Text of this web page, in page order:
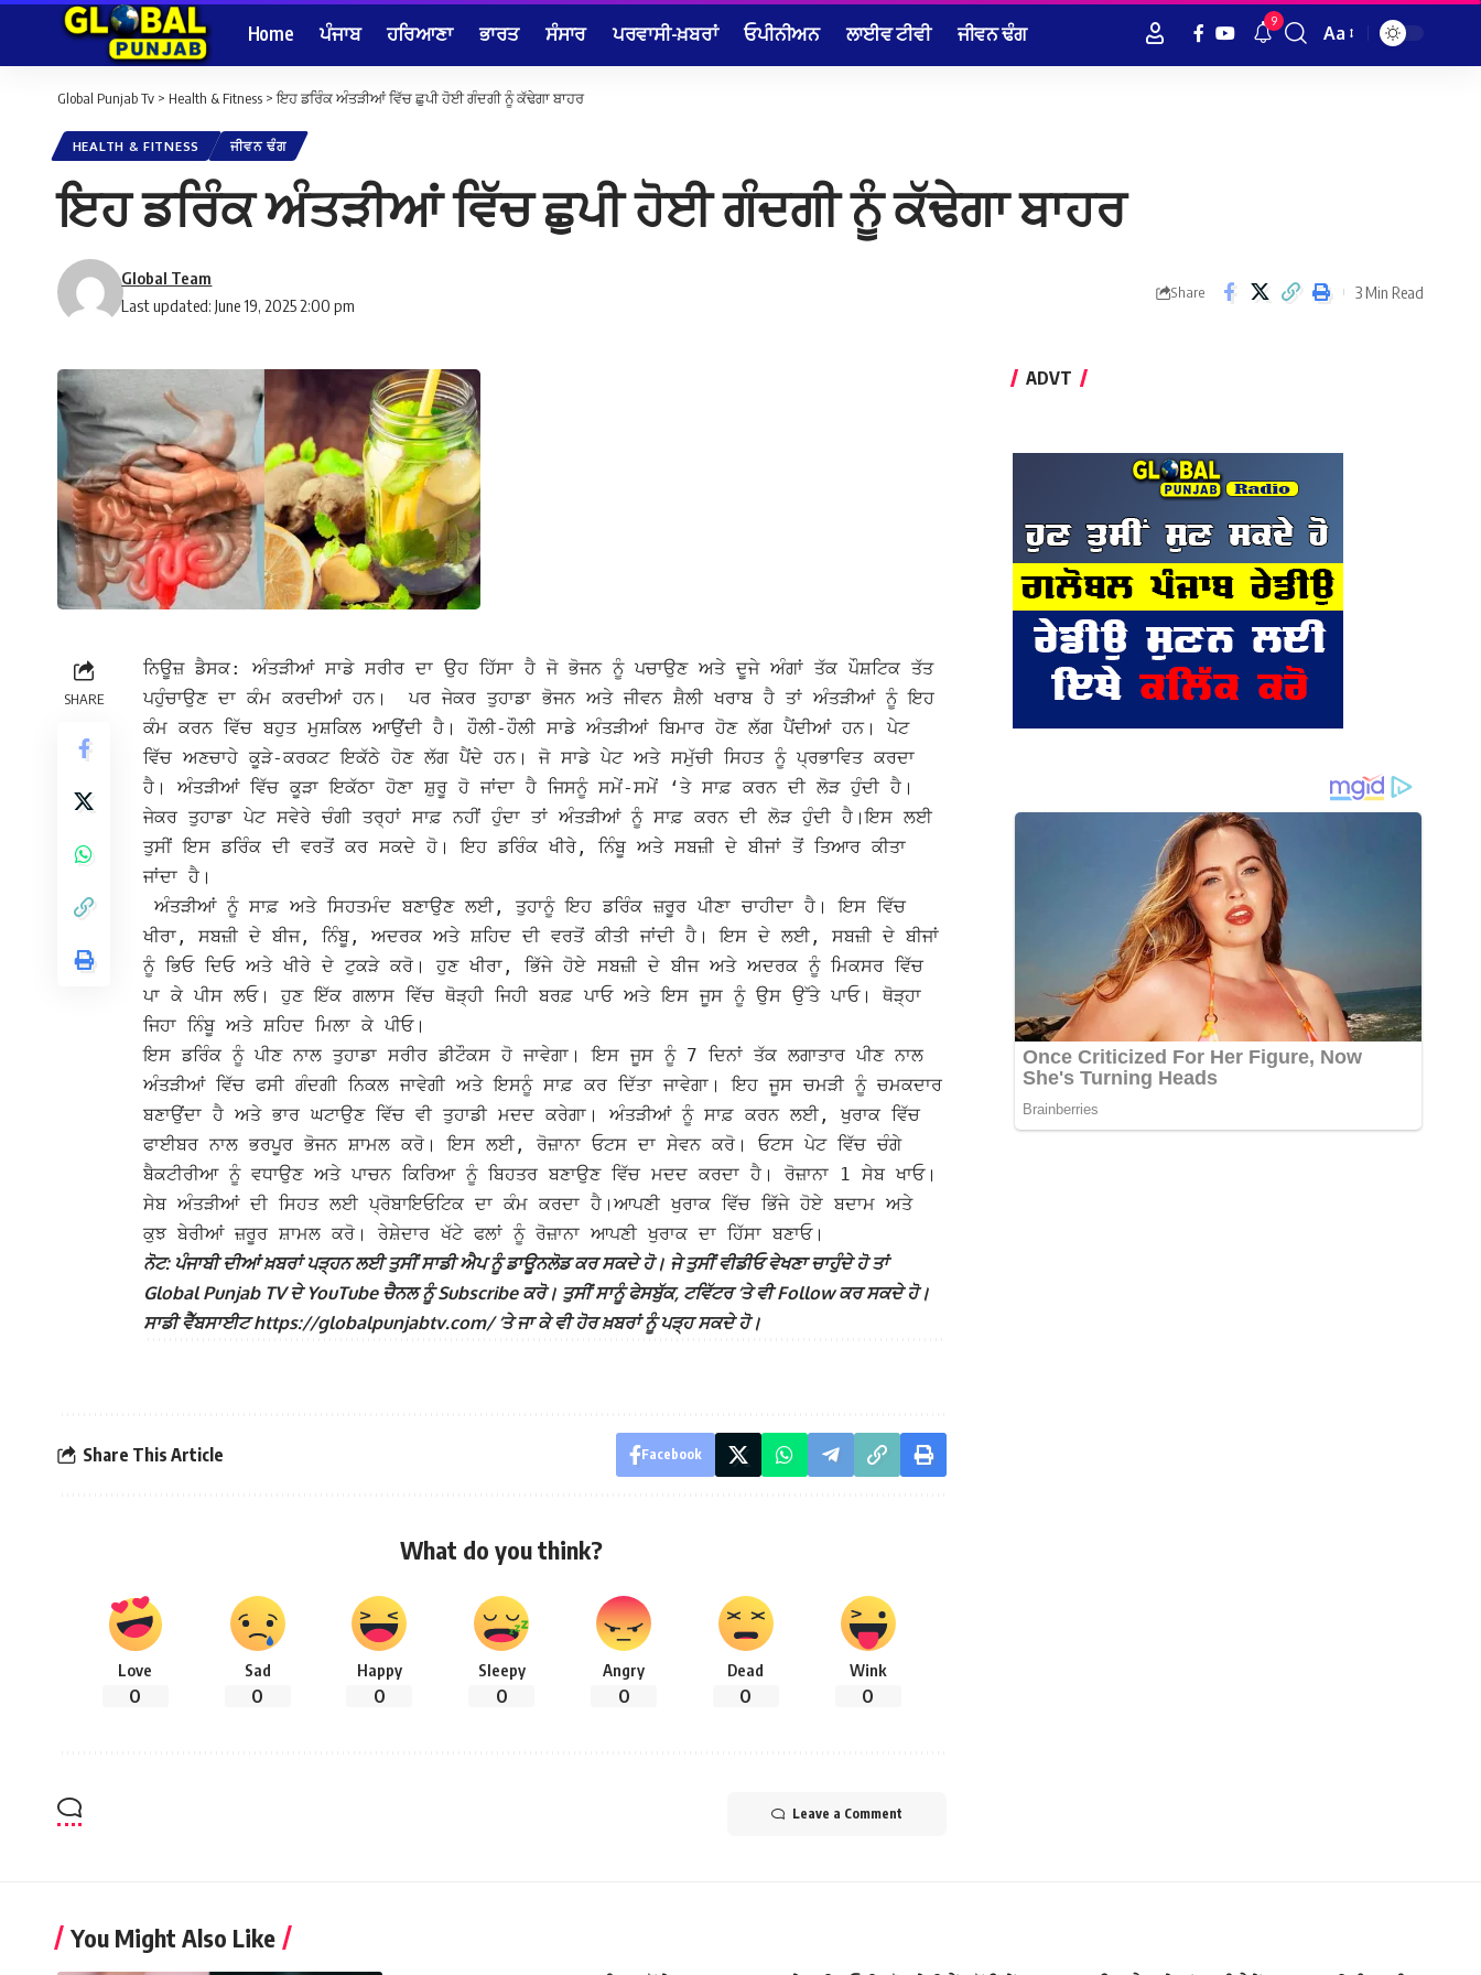
Home ਪੰਜਾਬ ਹਰਿਆਣਾ ਭਾਰਤ ਸੰਸਾਰ ਪਰਵਾਸੀ-ਖ਼ਬਰਾਂ ਓਪੀਨੀਅਨ ਲਾਈਵ ਟੀਵੀ ਜੀਵਨ ਢੰਗ 9
Font
Aa
Global Punjab Tv > Health & Fitness >ਇਹ ਡਰਿੰਕ ਅੰਤੜੀਆਂ ਵਿੱਚ ਛੁਪੀ ਹੋਈ ਗੰਦਗੀ ਨੂੰ ਕੱਢੇਗਾ ਬਾਹਰ
HEALTH & FITNESS ਜੀਵਨ ਢੰਗ
ਇਹ ਡਰਿੰਕ ਅੰਤੜੀਆਂ ਵਿੱਚ ਛੁਪੀ ਹੋਈ ਗੰਦਗੀ ਨੂੰ ਕੱਢੇਗਾ ਬਾਹਰ
Last updated: June 19, 2025 2:00 pm
Global Team
Share 3 Min Read
SHARE
ਨਿਊਜ਼ ਡੈਸਕ: ਅੰਤੜੀਆਂ ਸਾਡੇ ਸਰੀਰ ਦਾ ਉਹ ਹਿੱਸਾ ਹੈ ਜੋ ਭੋਜਨ ਨੂੰ ਪਚਾਉਣ ਅਤੇ ਦੂਜੇ ਅੰਗਾਂ ਤੱਕ ਪੌਸ਼ਟਿਕ ਤੱਤ
ਪਹੁੰਚਾਉਣ ਦਾ ਕੰਮ ਕਰਦੀਆਂ ਹਨ। ਪਰ ਜੇਕਰ ਤੁਹਾਡਾ ਭੋਜਨ ਅਤੇ ਜੀਵਨ ਸ਼ੈਲੀ ਖਰਾਬ ਹੈ ਤਾਂ ਅੰਤੜੀਆਂ ਨੂੰ ਇਹ
ਕੰਮ ਕਰਨ ਵਿੱਚ ਬਹੁਤ ਮੁਸ਼ਕਿਲ ਆਉਂਦੀ ਹੈ। ਹੌਲੀ-ਹੌਲੀ ਸਾਡੇ ਅੰਤੜੀਆਂ ਬਿਮਾਰ ਹੋਣ ਲੱਗ ਪੈਂਦੀਆਂ ਹਨ। ਪੇਟ
ਵਿੱਚ ਅਣਚਾਹੇ ਕੂੜੇ-ਕਰਕਟ ਇਕੱਠੇ ਹੋਣ ਲੱਗ ਪੈਂਦੇ ਹਨ।ਜੋ ਸਾਡੇ ਪੇਟ ਅਤੇ ਸਮੁੱਚੀ ਸਿਹਤ ਨੂੰ ਪ੍ਰਭਾਵਿਤ ਕਰਦਾ
ਹੈ। ਅੰਤੜੀਆਂ ਵਿੱਚ ਕੂੜਾ ਇਕੱਠਾ ਹੋਣਾ ਸ਼ੁਰੂ ਹੋ ਜਾਂਦਾ ਹੈ ਜਿਸਨੂੰ ਸਮੇਂ-ਸਮੇਂ ‘ਤੇ ਸਾਫ਼ ਕਰਨ ਦੀ ਲੋੜ ਹੁੰਦੀ ਹੈ।
ਜੇਕਰ ਤੁਹਾਡਾ ਪੇਟ ਸਵੇਰੇ ਚੰਗੀ ਤਰ੍ਹਾਂ ਸਾਫ਼ ਨਹੀਂ ਹੁੰਦਾ ਤਾਂ ਅੰਤੜੀਆਂ ਨੂੰ ਸਾਫ਼ ਕਰਨ ਦੀ ਲੋੜ ਹੁੰਦੀ ਹੈ।ਇਸ ਲਈ
ਤੁਸੀਂ ਇਸ ਡਰਿੰਕ ਦੀ ਵਰਤੋਂ ਕਰ ਸਕਦੇ ਹੋ। ਇਹ ਡਰਿੰਕ ਖੀਰੇ, ਨਿੰਬੂ ਅਤੇ ਸਬਜ਼ੀ ਦੇ ਬੀਜਾਂ ਤੋਂ ਤਿਆਰ ਕੀਤਾ
ਜਾਂਦਾ ਹੈ।
ਅੰਤੜੀਆਂ ਨੂੰ ਸਾਫ਼ ਅਤੇ ਸਿਹਤਮੰਦ ਬਣਾਉਣ ਲਈ, ਤੁਹਾਨੂੰ ਇਹ ਡਰਿੰਕ ਜ਼ਰੂਰ ਪੀਣਾ ਚਾਹੀਦਾ ਹੈ। ਇਸ ਵਿੱਚ
ਖੀਰਾ, ਸਬਜ਼ੀ ਦੇ ਬੀਜ, ਨਿੰਬੂ, ਅਦਰਕ ਅਤੇ ਸ਼ਹਿਦ ਦੀ ਵਰਤੋਂ ਕੀਤੀ ਜਾਂਦੀ ਹੈ। ਇਸ ਦੇ ਲਈ, ਸਬਜ਼ੀ ਦੇ ਬੀਜਾਂ
ਨੂੰ ਭਿਓ ਦਿਓ ਅਤੇ ਖੀਰੇ ਦੇ ਟੁਕੜੇ ਕਰੋ। ਹੁਣ ਖੀਰਾ, ਭਿੱਜੇ ਹੋਏ ਸਬਜ਼ੀ ਦੇ ਬੀਜ ਅਤੇ ਅਦਰਕ ਨੂੰ ਮਿਕਸਰ ਵਿੱਚ
ਪਾ ਕੇ ਪੀਸ ਲਓ।ਹੁਣ ਇੱਕ ਗਲਾਸ ਵਿੱਚ ਥੋੜ੍ਹੀ ਜਿਹੀ ਬਰਫ਼ ਪਾਓ ਅਤੇ ਇਸ ਜੂਸ ਨੂੰ ਉਸ ਉੱਤੇ ਪਾਓ। ਥੋੜ੍ਹਾ
ਜਿਹਾ ਨਿੰਬੂ ਅਤੇ ਸ਼ਹਿਦ ਮਿਲਾ ਕੇ ਪੀਓ।
ਇਸ ਡਰਿੰਕ ਨੂੰ ਪੀਣ ਨਾਲ ਤੁਹਾਡਾ ਸਰੀਰ ਡੀਟੌਕਸ ਹੋ ਜਾਵੇਗਾ। ਇਸ ਜੂਸ ਨੂੰ 7 ਦਿਨਾਂ ਤੱਕ ਲਗਾਤਾਰ ਪੀਣ ਨਾਲ
ਅੰਤੜੀਆਂ ਵਿੱਚ ਫਸੀ ਗੰਦਗੀ ਨਿਕਲ ਜਾਵੇਗੀ ਅਤੇ ਇਸਨੂੰ ਸਾਫ਼ ਕਰ ਦਿੱਤਾ ਜਾਵੇਗਾ। ਇਹ ਜੂਸ ਚਮੜੀ ਨੂੰ ਚਮਕਦਾਰ
ਬਣਾਉਂਦਾ ਹੈ ਅਤੇ ਭਾਰ ਘਟਾਉਣ ਵਿੱਚ ਵੀ ਤੁਹਾਡੀ ਮਦਦ ਕਰੇਗਾ। ਅੰਤੜੀਆਂ ਨੂੰ ਸਾਫ਼ ਕਰਨ ਲਈ, ਖੁਰਾਕ ਵਿੱਚ
ਫਾਈਬਰ ਨਾਲ ਭਰਪੂਰ ਭੋਜਨ ਸ਼ਾਮਲ ਕਰੋ। ਇਸ ਲਈ, ਰੋਜ਼ਾਨਾ ਓਟਸ ਦਾ ਸੇਵਨ ਕਰੋ। ਓਟਸ ਪੇਟ ਵਿੱਚ ਚੰਗੇ
ਬੈਕਟੀਰੀਆ ਨੂੰ ਵਧਾਉਣ ਅਤੇ ਪਾਚਨ ਕਿਰਿਆ ਨੂੰ ਬਿਹਤਰ ਬਣਾਉਣ ਵਿੱਚ ਮਦਦ ਕਰਦਾ ਹੈ। ਰੋਜ਼ਾਨਾ 1 ਸੇਬ ਖਾਓ।
ਸੇਬ ਅੰਤੜੀਆਂ ਦੀ ਸਿਹਤ ਲਈ ਪ੍ਰੋਬਾਇਓਟਿਕ ਦਾ ਕੰਮ ਕਰਦਾ ਹੈ। ਆਪਣੀ ਖੁਰਾਕ ਵਿੱਚ ਭਿੱਜੇ ਹੋਏ ਬਦਾਮ ਅਤੇ
ਕੁਝ ਬੇਰੀਆਂ ਜ਼ਰੂਰ ਸ਼ਾਮਲ ਕਰੋ। ਰੇਸ਼ੇਦਾਰ ਖੱਟੇ ਫਲਾਂ ਨੂੰ ਰੋਜ਼ਾਨਾ ਆਪਣੀ ਖੁਰਾਕ ਦਾ ਹਿੱਸਾ ਬਣਾਓ।
ਨੋਟ: ਪੰਜਾਬੀ ਦੀਆਂ ਖ਼ਬਰਾਂ ਪੜ੍ਹਨ ਲਈ ਤੁਸੀਂ ਸਾਡੀ ਐਪ ਨੂੰ ਡਾਊਨਲੋਡ ਕਰ ਸਕਦੇ ਹੋ। ਜੇ ਤੁਸੀਂ ਵੀਡੀਓ ਵੇਖਣਾ ਚਾਹੁੰਦੇ ਹੋ ਤਾਂ
Global Punjab TV ਦੇ YouTube ਚੈਨਲ ਨੂੰ Subscribe ਕਰੋ। ਤੁਸੀਂ ਸਾਨੂੰ ਫੇਸਬੁੱਕ, ਟਵਿੱਟਰ ‘ਤੇ ਵੀ Follow ਕਰ ਸਕਦੇ ਹੋ।
ਸਾਡੀ ਵੈੱਬਸਾਈਟ https://globalpunjabtv.com/ ‘ਤੇ ਜਾ ਕੇ ਵੀ ਹੋਰ ਖ਼ਬਰਾਂ ਨੂੰ ਪੜ੍ਹ ਸਕਦੇ ਹੋ।
Share This Article Facebook
What do you think?
Love
0
Sad
0
Happy
0
Sleepy
0
Angry
0
Dead
0
Wink
0
Leave a Comment
ADVT
You Might Also Like